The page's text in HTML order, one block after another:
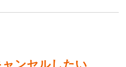
ンセルしたい